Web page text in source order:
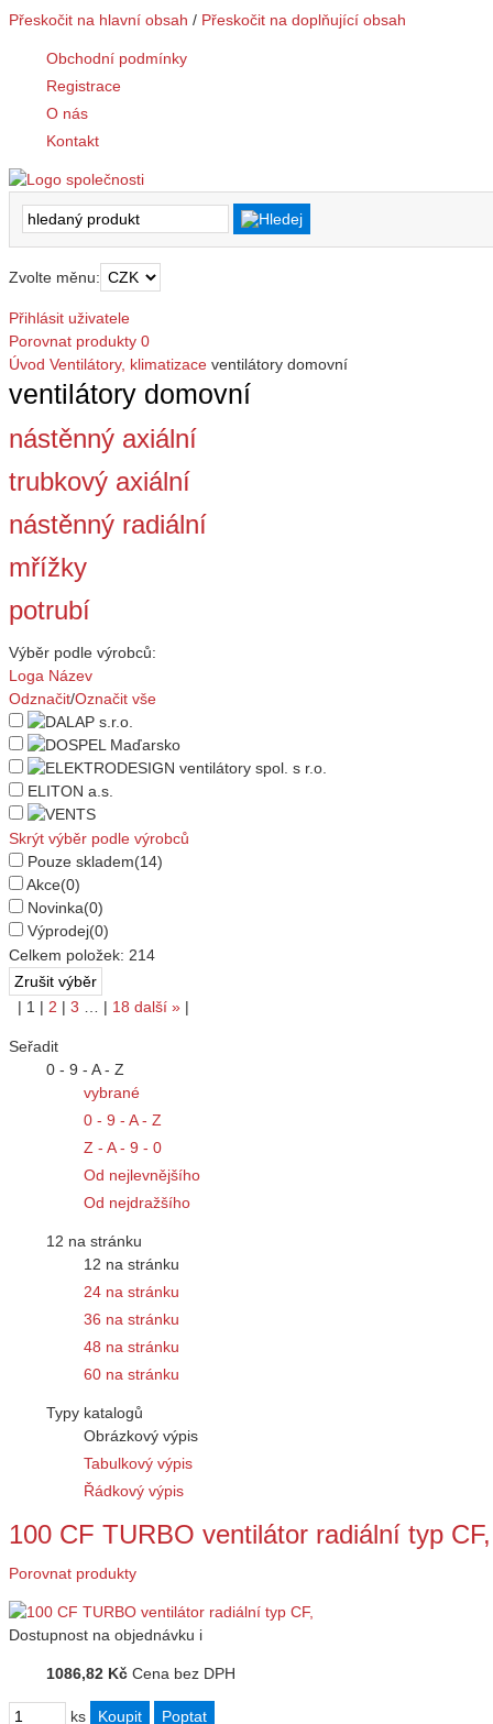
Přeskočit na hlavní obsah / Přeskočit na doplňující obsah
Obchodní podmínky
Registrace
O nás
Kontakt
Zvolte měnu:
Přihlásit uživatele
Porovnat produkty 0
Úvod Ventilátory, klimatizace ventilátory domovní
ventilátory domovní
nástěnný axiální
trubkový axiální
nástěnný radiální
mřížky
potrubí
Výběr podle výrobců:
Loga Název
Odznačit/Označit vše
ELITON a.s.
Skrýt výběr podle výrobců
Pouze skladem(14)
Akce(0)
Novinka(0)
Výprodej(0)
Celkem položek: 214
| 1 | 2 | 3 … | 18 další » |
Seřadit
0 - 9 - A - Z
vybrané
0 - 9 - A - Z
Z - A - 9 - 0
Od nejlevnějšího
Od nejdražšího
12 na stránku
12 na stránku
24 na stránku
36 na stránku
48 na stránku
60 na stránku
Typy katalogů
Obrázkový výpis
Tabulkový výpis
Řádkový výpis
100 CF TURBO ventilátor radiální typ CF,
Porovnat produkty
Dostupnost na objednávku i
1086,82 Kč Cena bez DPH
ks